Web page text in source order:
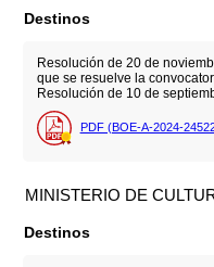
Destinos
Resolución de 20 de
que se resuelve la
Resolución de 10 de
PDF (BOE-A-2024-
MINISTERIO DE
Destinos